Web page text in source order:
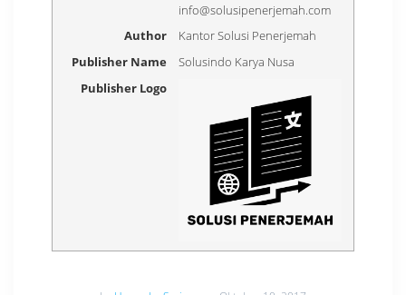
info@solusipenerjemah.com
Author
Kantor Solusi Penerjemah
Publisher Name
Solusindo Karya Nusa
Publisher Logo